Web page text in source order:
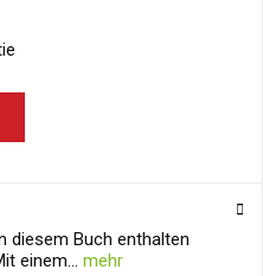
diesem Buch enthalten
einem... mehr